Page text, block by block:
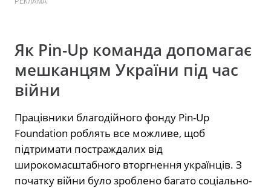
Як Pin-Up команда допомагає
мешканцям України під час
війни
Працівники благодійного фонду Pin-Up
Foundation роблять все можливе, щоб
підтримати постраждалих від
широкомасштабного вторгнення українців. З
початку війни було зроблено багато соціально-